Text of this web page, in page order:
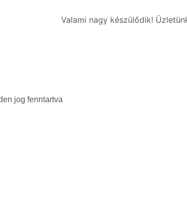
Valami nagy készülődik!
jog fenntartva